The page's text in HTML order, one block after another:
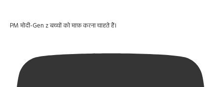
PM मोदी-Gen z बच्चों को माफ़ करना चाहते हैं।